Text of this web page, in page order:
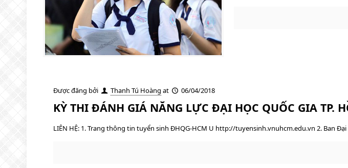
Được đăng bởi Thanh Tú Hoàng at 06/04/2018
KỲ THI ĐÁNH GIÁ NĂNG LỰC ĐẠI HỌC QUỐC GIA TP.
LIÊN HỆ: 1. Trang thông tin tuyển sinh ĐHQG-HCM U http://tuyensinh.vnuhcm.edu.vn 2. Ban